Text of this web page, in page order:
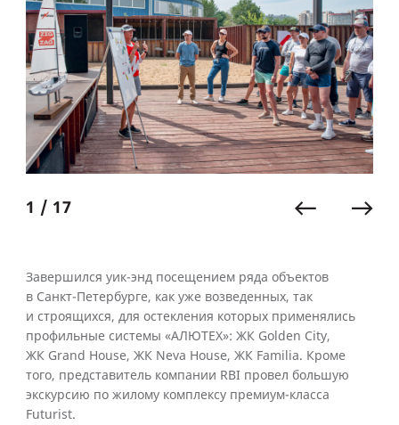
1 / 17
Завершился уик-энд посещением ряда объектов
в Санкт-Петербурге, как уже возведенных, так
и строящихся, для остекления которых применялись
профильные системы «АЛЮТЕХ»: ЖК Golden City,
ЖК Grand House, ЖК Neva House, ЖК Familia. Кроме
того, представитель компании RBI провел большую
экскурсию по жилому комплексу премиум-класса
Futurist.